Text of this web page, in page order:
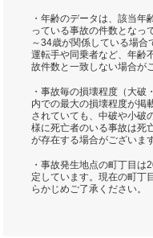
・年齢のデータは、該当
っている事故の件数となっ
～34歳が関係している場
運転手や同乗者など、年齢
故件数と一致しない場合が
・事故毎の損壊程度（大破
内での最大の損壊程度が掲
されていても、中破や小破
様に死亡者のいる事故は死
が存在する場合がございま
・事故発生地点の町丁目
定しています。現在の町丁
らかじめご了承ください。